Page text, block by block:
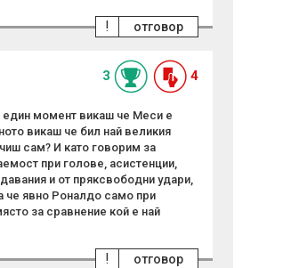
отговор
!
3 4
един момент викаш че Меси е
викаш че бил най великия
сам? И като говорим за
при голове, асистенции,
и от пряксвободни удари,
че явно Роналдо само при
за сравнение кой е най
отговор
!